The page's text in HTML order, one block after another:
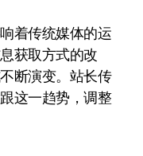
获取方式的改
断演变。站长传
这一趋势，调整